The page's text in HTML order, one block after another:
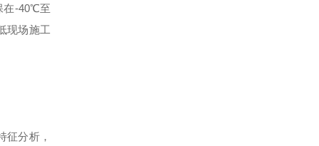
在-40℃至
现场施工
征分析，